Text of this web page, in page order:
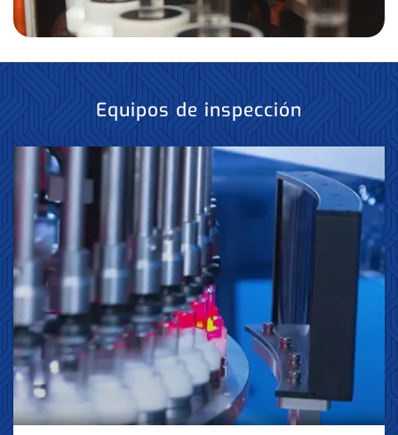
Equipos de inspección